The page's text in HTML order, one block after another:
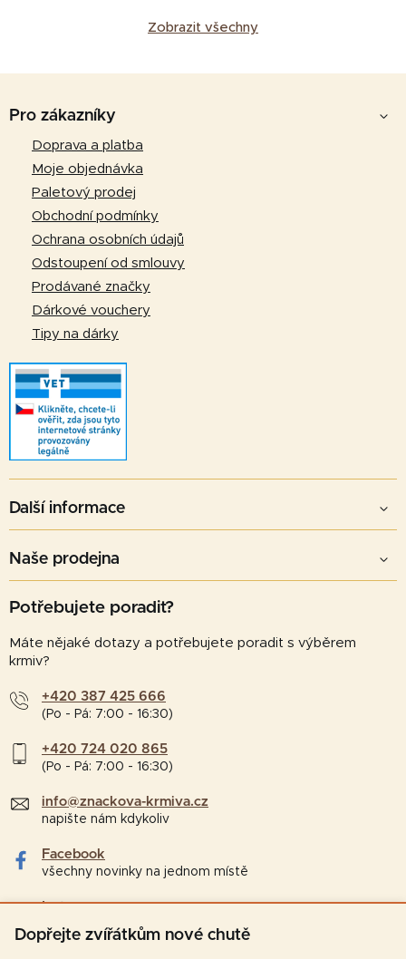
Dopřejte zvířátkům nové chutě
Zobrazit všechny
Pro zákazníky
Doprava a platba
Moje objednávka
Paletový prodej
Obchodní podmínky
Ochrana osobních údajů
Odstoupení od smlouvy
Prodávané značky
Dárkové vouchery
Tipy na dárky
Další informace
Naše prodejna
Potřebujete poradit?
Máte nějaké dotazy a potřebujete poradit s výběrem
krmiv?
+420 387 425 666
(Po - Pá: 7:00 - 16:30)
+420 724 020 865
(Po - Pá: 7:00 - 16:30)
info@znackova-krmiva.cz
napište nám kdykoliv
Facebook
všechny novinky na jednom místě
Instagram
tipy a zajímavosti pro chovatele